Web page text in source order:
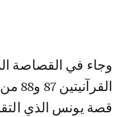
وجاء في القصاصة
قصة يونس الذي